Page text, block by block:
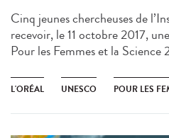
Cinq jeunes chercheuses de
recevoir, le 11 octobre 2017,
Pour les Femmes et la Science
L'ORÉAL UNESCO POUR LES